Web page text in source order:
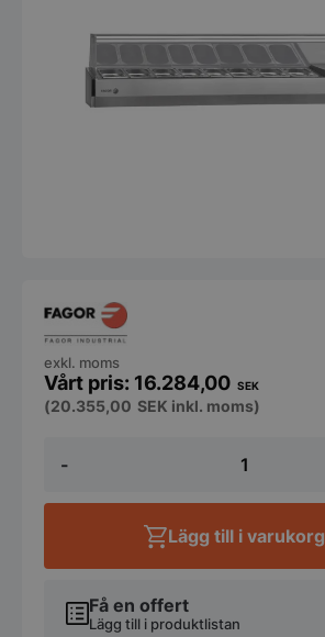
-
med
6x
-
Fagor
16.284,00 SEK
exkl. moms
(20.355,00 SEK inkl. moms)
Få en offert
Lägg till i produktlistan
Lägg till i varukorg